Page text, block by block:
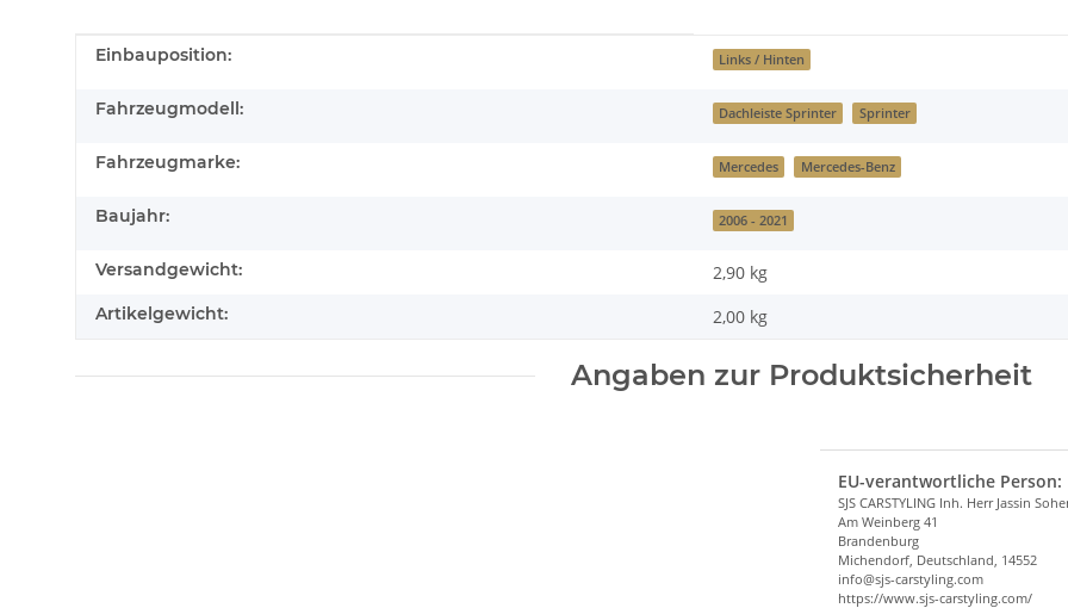
Produkteigenschaft
Wert
Einbauposition: Links / Hinten
Fahrzeugmodell: Dachleiste Sprinter Sprinter
Fahrzeugmarke: Mercedes Mercedes-Benz
Baujahr: 2006 - 2021
Versandgewicht: 2,90 kg
Artikelgewicht: 2,00 kg
Angaben zur Produktsicherheit
EU-verantwortliche Person:
SJS CARSTYLING Inh. Herr Jassin
Am Weinberg 41
Brandenburg
Michendorf, Deutschland, 14552
info@sjs-carstyling.com
https://www.sjs-carstyling.com/